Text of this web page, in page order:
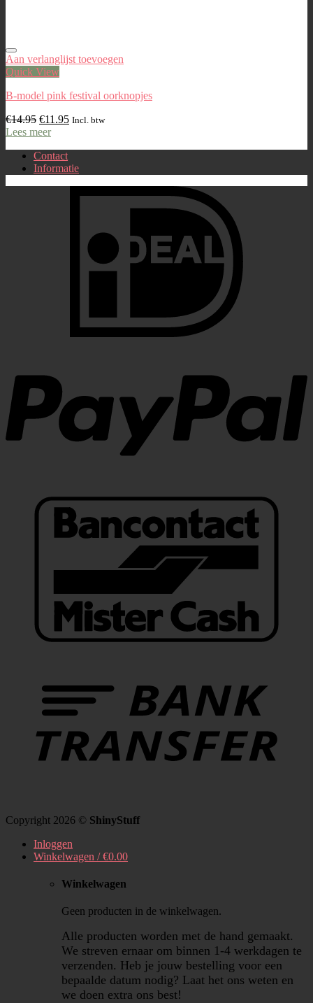
Aan verlanglijst toevoegen
Quick View
B-model pink festival oorknopjes
€14.95 €11.95 Incl. btw
Lees meer
Contact
Informatie
Copyright 2026 © ShinyStuff
Inloggen
Winkelwagen /€0.00
Winkelwagen
Geen producten in de winkelwagen.
Alle producten worden met de hand gemaakt.
We streven ernaar om binnen 1-4 werkdagen te
verzenden. Heb je jouw bestelling voor een
bepaalde datum nodig? Laat het ons weten en
we doen extra ons best!